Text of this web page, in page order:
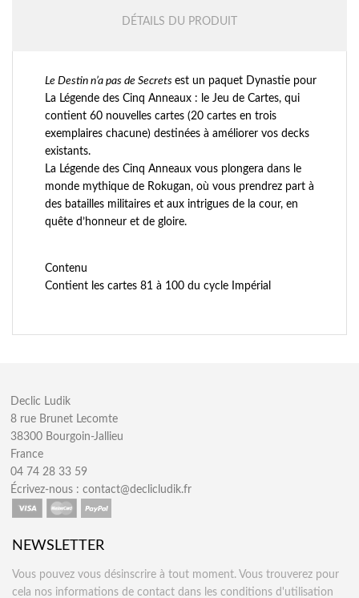
DÉTAILS DU PRODUIT
Le Destin n’a pas de Secrets est un paquet Dynastie pour
La Légende des Cinq Anneaux : le Jeu de Cartes, qui
contient 60 nouvelles cartes (20 cartes en trois
exemplaires chacune) destinées à améliorer vos decks
existants.
La Légende des Cinq Anneaux vous plongera dans le
monde mythique de Rokugan, où vous prendrez part à
des batailles militaires et aux intrigues de la cour, en
quête d’honneur et de gloire.
Contenu
Contient les cartes 81 à 100 du cycle Impérial
Declic Ludik
8 rue Brunet Lecomte
38300 Bourgoin-Jallieu
France
04 74 28 33 59
Écrivez-nous :contact@declicludik.fr
NEWSLETTER
Vous pouvez vous désinscrire à tout moment. Vous trouverez pour
cela nos informations de contact dans les conditions d'utilisation